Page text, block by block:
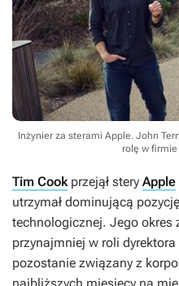
Inżynier za sterami Apple. John
rolę w firmie
Tim Cookprzejął stery Apple
utrzymał dominującą
technologicznej. Jego okres
przynajmniej w roli
pozostanie związany z